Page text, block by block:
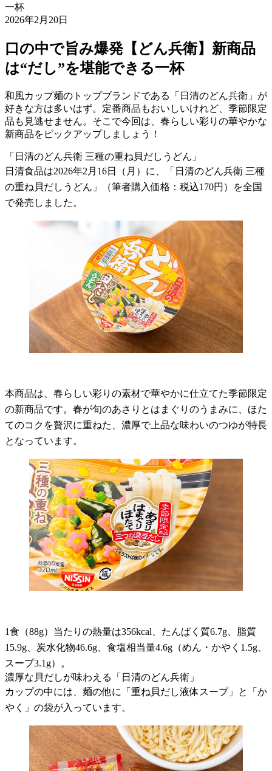
一杯
2026年2月20日
口の中で旨み爆発【どん兵衛】新商品
は“だし”を堪能できる一杯
和風カップ麺のトップブランドである「日清のどん兵衛」が
好きな方は多いはず。定番商品もおいしいけれど、季節限定
品も見逃せません。そこで今回は、春らしい彩りの華やかな
新商品をピックアップしましょう！
「日清のどん兵衛 三種の重ね貝だしうどん」
日清食品は2026年2月16日（月）に、「日清のどん兵衛 三種
の重ね貝だしうどん」（筆者購入価格：税込170円）を全国
で発売しました。
本商品は、春らしい彩りの素材で華やかに仕立てた季節限定
の新商品です。春が旬のあさりとはまぐりのうまみに、ほた
てのコクを贅沢に重ねた、濃厚で上品な味わいのつゆが特長
となっています。
1食（88g）当たりの熱量は356kcal、たんぱく質6.7g、脂質
15.9g、炭水化物46.6g、食塩相当量4.6g（めん・かやく1.5g、
スープ3.1g）。
濃厚な貝だしが味わえる「日清のどん兵衛」
カップの中には、麺の他に「重ね貝だし液体スープ」と「か
やく」の袋が入っています。